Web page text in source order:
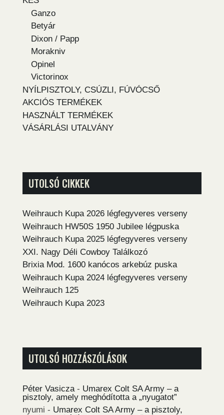
Ganzo
Betyár
Dixon / Papp
Morakniv
Opinel
Victorinox
NYÍLPISZTOLY, CSÚZLI, FÚVÓCSŐ
AKCIÓS TERMÉKEK
HASZNÁLT TERMÉKEK
VÁSÁRLÁSI UTALVÁNY
UTOLSÓ CIKKEK
Weihrauch Kupa 2026 légfegyveres verseny
Weihrauch HW50S 1950 Jubilee légpuska
Weihrauch Kupa 2025 légfegyveres verseny
XXI. Nagy Déli Cowboy Találkozó
Brixia Mod. 1600 kanócos arkebúz puska
Weihrauch Kupa 2024 légfegyveres verseny
Weihrauch 125
Weihrauch Kupa 2023
UTOLSÓ HOZZÁSZÓLÁSOK
Péter Vasicza - Umarex Colt SA Army – a
pisztoly, amely meghódította a „nyugatot”
nyumi - Umarex Colt SA Army – a pisztoly,